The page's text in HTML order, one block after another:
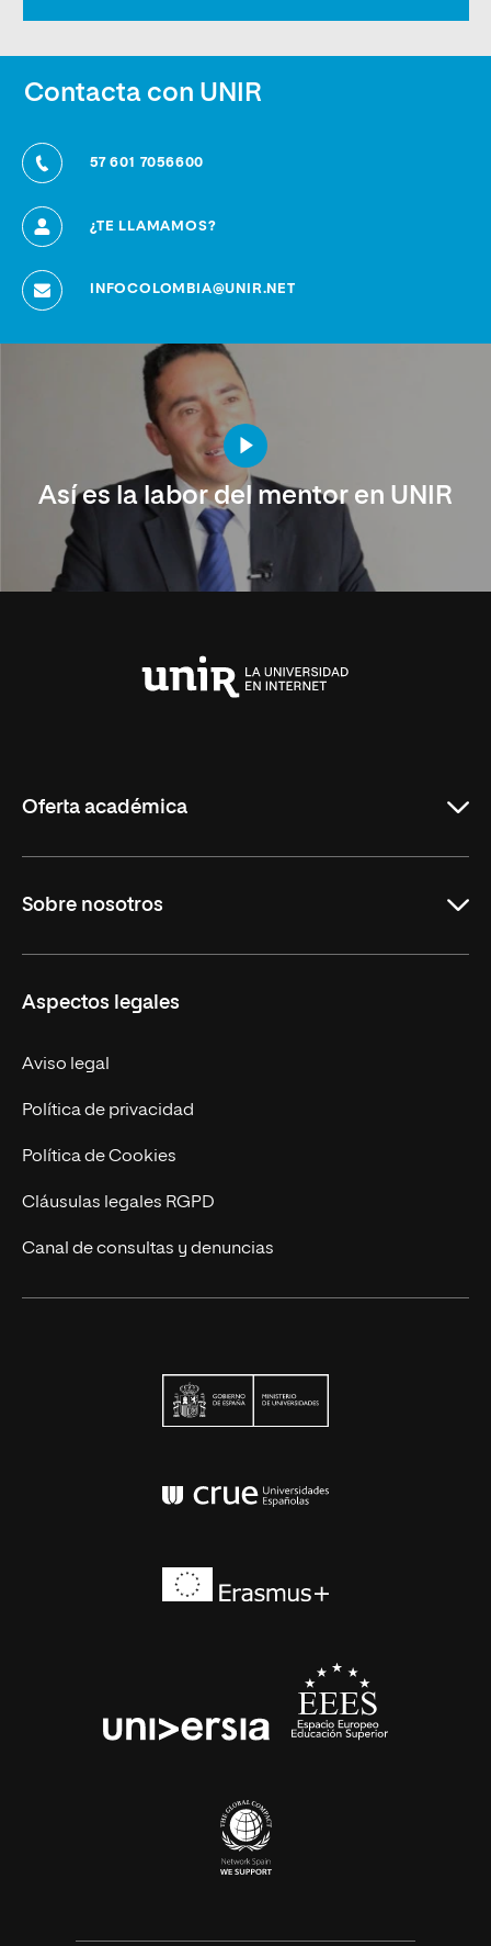
Contacta con UNIR
57 601 7056600
¿TE LLAMAMOS?
INFOCOLOMBIA@UNIR.NET
Así es la labor del mentor en UNIR
Oferta académica
Maestrías
Sobre nosotros
Trabaja en UNIR
Actualidad
Contacto
Aspectos legales
Aviso legal
Política de privacidad
Política de Cookies
Cláusulas legales RGPD
Canal de consultas y denuncias
Conferencia de
universia